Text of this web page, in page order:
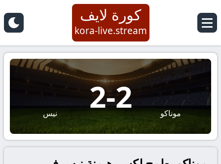
كورة لايف
kora-live.stream
موناكو 2
-
2 نيس